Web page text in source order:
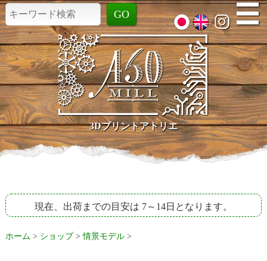
☰
3Dプリントアトリエ
現在、出荷までの目安は 7～14日となります。
ホーム > ショップ>情景モデル>